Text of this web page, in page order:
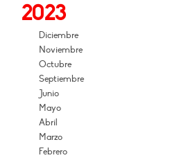
2023
Diciembre
Noviembre
Octubre
Septiembre
Junio
Mayo
Abril
Marzo
Febrero